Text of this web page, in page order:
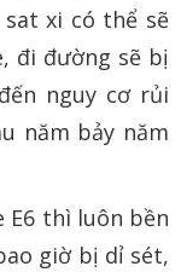
xi có thể sẽ
đi đường sẽ bị
nguy cơ rủi
năm bảy năm
E6 thì luôn bền
giờ bị dỉ sét,